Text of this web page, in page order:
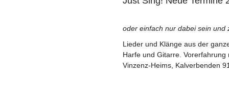
oder einfach nur dabei sein und
Lieder und Klänge aus der
Harfe und Gitarre.
Vinzenz-Heims, Kalverbenden